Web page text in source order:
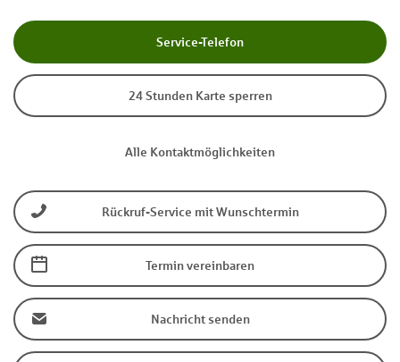
Service-Telefon
24 Stunden Karte sperren
Alle Kontaktmöglichkeiten
Rückruf-Service mit Wunschtermin
Termin vereinbaren
Nachricht senden